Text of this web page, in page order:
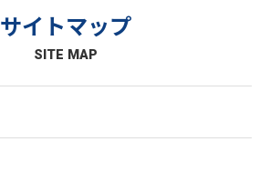
SITE MAP
サイトマップ